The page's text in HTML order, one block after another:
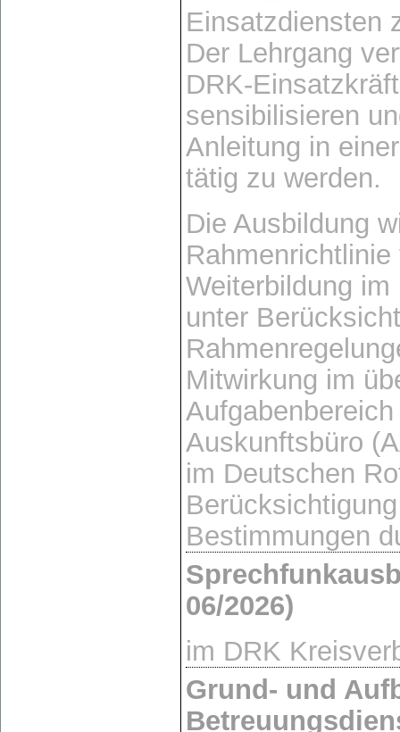
Einsatzdiensten
Der Lehrgang
DRK-
sensibilisieren
Anleitung in
tätig zu werden.
Die Ausbildung
Weiterbildung
unter
Mitwirkung im
Auskunftsbüro
im Deutschen
Bestimmungen
06/2026)
im DRK
Grund- und